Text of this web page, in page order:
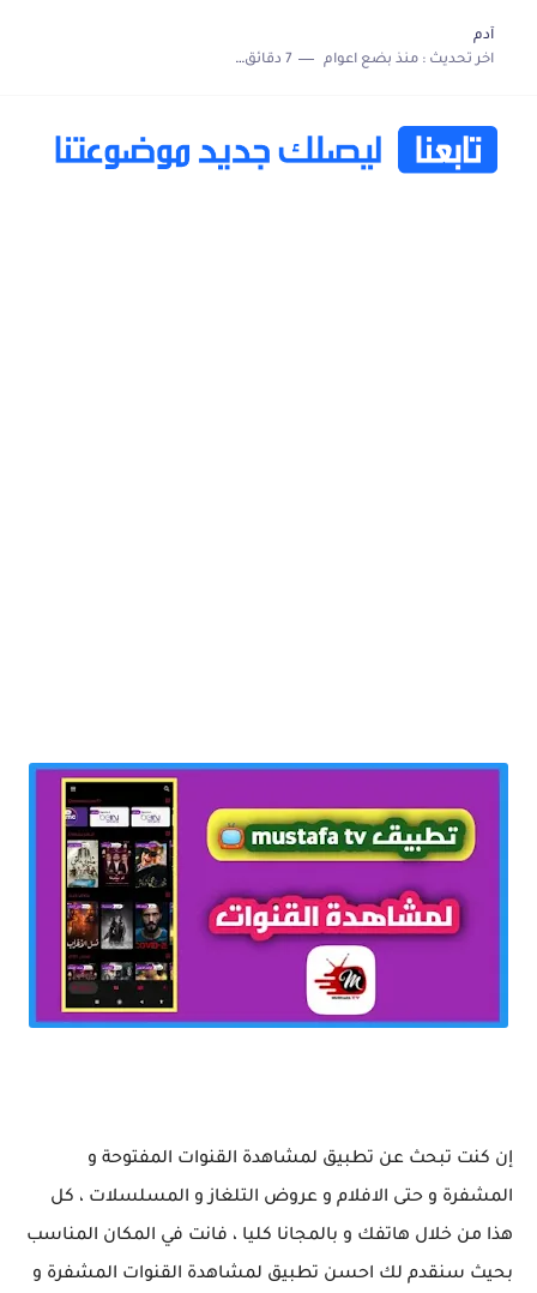
آدم
اخر تحديث :منذ بضع اعوام 7 دقائق للقراءة
إن كنت تبحث عن تطبيق لمشاهدة القنوات المفتوحة و
المشفرة و حتى الافلام و عروض التلغاز و المسلسلات ، كل
هذا من خلال هاتفك و بالمجانا كليا ، فانت في المكان المناسب
بحيث سنقدم لك احسن تطبيق لمشاهدة القنوات المشفرة و